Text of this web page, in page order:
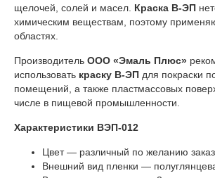
щелочей, солей и масел. Краска В-ЭП
химическим веществам, поэтому
областях.
Производитель ООО «Эмаль Плюс»
использовать краску В-ЭП для покраски
помещений, а также пластмассовых
числе в пищевой промышленности.
Характеристики ВЭП-012
Цвет — различный по желанию
Внешний вид пленки —